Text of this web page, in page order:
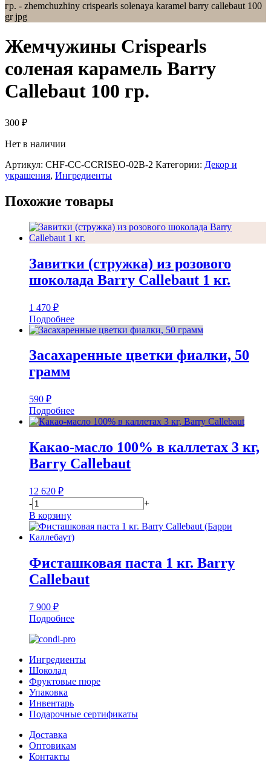
Жемчужины Crispearls
соленая карамель Barry
Callebaut 100 гр.
300 ₽
Нет в наличии
Артикул: CHF-CC-CCRISEO-02B-2 Категории: Декор и
украшения, Ингредиенты
Похожие товары
Завитки (стружка) из розового
шоколада Barry Callebaut 1 кг.
1 470 ₽
Подробнее
Засахаренные цветки фиалки, 50
грамм
590 ₽
Подробнее
Какао-масло 100% в каллетах 3 кг,
Barry Callebaut
12 620 ₽
-
+
В корзину
Фисташковая паста 1 кг. Barry
Callebaut
7 900 ₽
Подробнее
Ингредиенты
Шоколад
Фруктовые пюре
Упаковка
Инвентарь
Подарочные сертификаты
Доставка
Оптовикам
Контакты